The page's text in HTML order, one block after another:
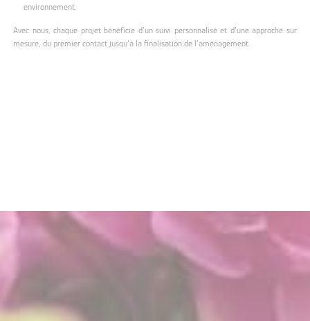
environnement.
Avec nous, chaque projet bénéficie d’un suivi personnalisé et d’une approche sur
mesure, du premier contact jusqu’à la finalisation de l’aménagement.